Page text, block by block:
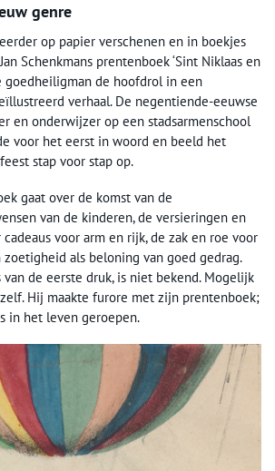
genre
op papier verschenen en in boekjes
Schenkmans prentenboek ‘Sint Niklaas en
goedheiligman de hoofdrol in een
verhaal. De negentiende-eeuwse
en onderwijzer op een stadsarmenschool
voor het eerst in woord en beeld het
stap voor stap op.
gaat over de komst van de
van de kinderen, de versieringen en
voor arm en rijk, de zak en roe voor
zoetigheid als beloning van goed gedrag.
van de eerste druk, is niet bekend. Mogelijk
Hij maakte furore met zijn prentenboek;
in het leven geroepen.